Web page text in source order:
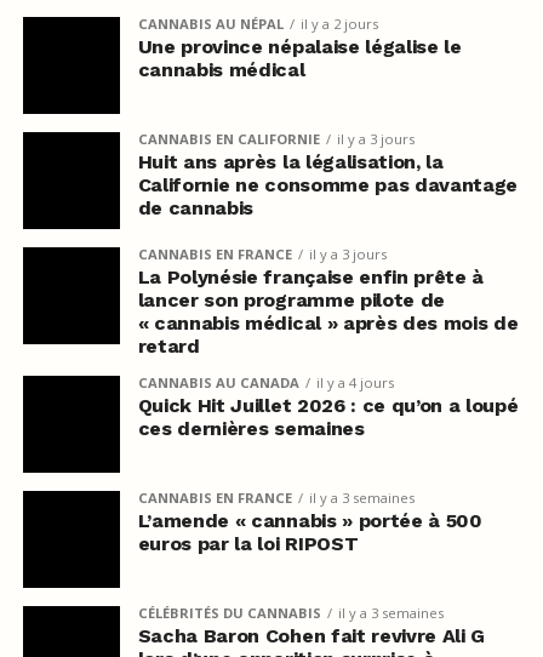
CANNABIS AU NÉPAL il y a 2 jours
Une province népalaise légalise le
cannabis médical
CANNABIS EN CALIFORNIE il y a 3 jours
Huit ans après la légalisation, la
Californie ne consomme pas davantage
de cannabis
CANNABIS EN FRANCE il y a 3 jours
La Polynésie française enfin prête à
lancer son programme pilote de
« cannabis médical » après des mois de
retard
CANNABIS AU CANADA il y a 4 jours
Quick Hit Juillet 2026 : ce qu’on a loupé
ces dernières semaines
CANNABIS EN FRANCE il y a 3 semaines
L’amende « cannabis » portée à 500
euros par la loi RIPOST
CÉLÉBRITÉS DU CANNABIS il y a 3 semaines
Sacha Baron Cohen fait revivre Ali G